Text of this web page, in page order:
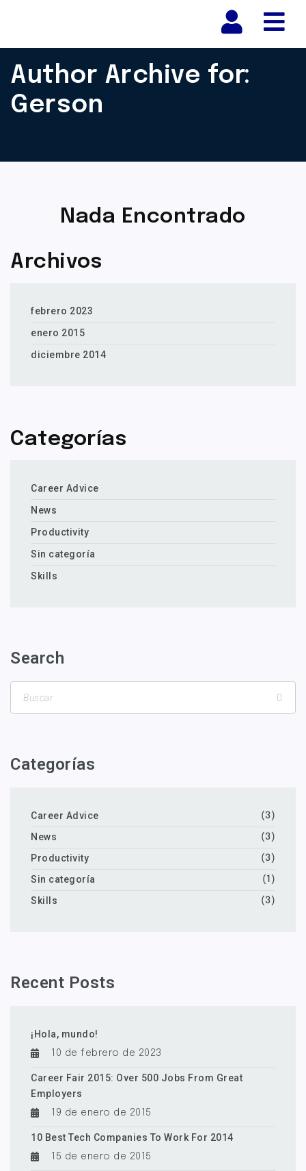
Author Archive for:
Gerson
Nada Encontrado
Archivos
febrero 2023
enero 2015
diciembre 2014
Categorías
Career Advice
News
Productivity
Sin categoría
Skills
Search
Categorías
Career Advice (3)
News (3)
Productivity (3)
Sin categoría (1)
Skills (3)
Recent Posts
¡Hola, mundo!
10 de febrero de 2023
Career Fair 2015: Over 500 Jobs From Great
Employers
19 de enero de 2015
10 Best Tech Companies To Work For 2014
15 de enero de 2015